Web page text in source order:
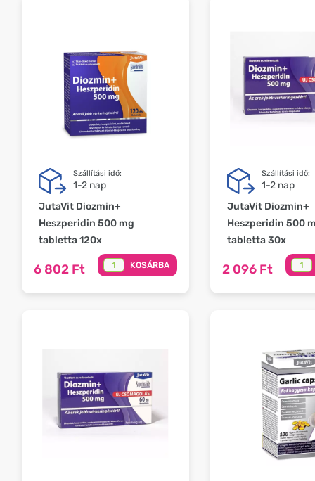
Szállítási idő:
1-2 nap
JutaVit Diozmin+
Heszperidin 500 mg
tabletta 120x
6 802 Ft KOSÁRBA
Szállítási idő:
1-2 nap
JutaVit Diozmin+
Heszperidin 500
tabletta 30x
2 096 Ft